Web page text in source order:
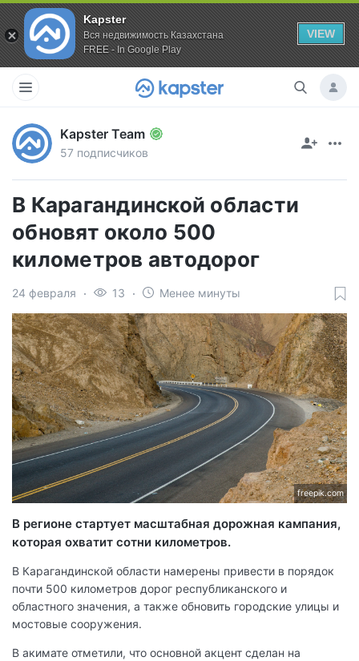
Kapster
Вся недвижимость Казахстана
FREE - In Google Play
VIEW
Kapster Team
57 подписчиков
В Карагандинской области
обновят около 500
километров автодорог
24 февраля 13 Менее минуты
freepik.com
В регионе стартует масштабная дорожная кампания,
которая охватит сотни километров.
В Карагандинской области намерены привести в порядок
почти 500 километров дорог республиканского и
областного значения, а также обновить городские улицы и
мостовые сооружения.
В акимате отметили, что основной акцент сделан на